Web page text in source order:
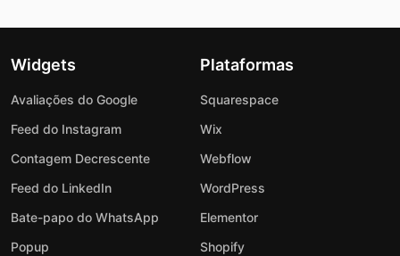
Widgets
Avaliações do Google
Feed do Instagram
Contagem Decrescente
Feed do LinkedIn
Bate-papo do WhatsApp
Popup
Plataformas
Squarespace
Wix
Webflow
WordPress
Elementor
Shopify